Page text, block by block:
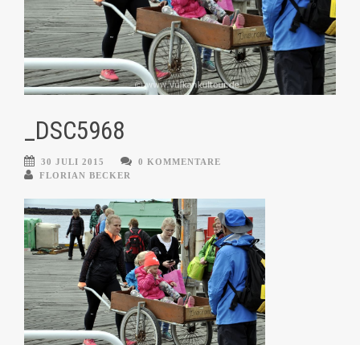
_DSC5968
30 JULI 2015
0 KOMMENTARE
FLORIAN BECKER